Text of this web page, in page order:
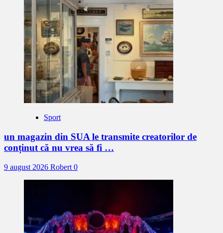
Sport
un magazin din SUA le transmite creatorilor de
conținut că nu vrea să fi …
9 august 2026 Robert 0